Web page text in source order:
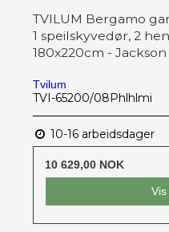
TVILUM Bergamo
1 speilskyvedør, 2
180x220cm -
Tvilum
TVI-65200/08Phlhlmi
10-16 arbeidsdager
10 629,00 NOK